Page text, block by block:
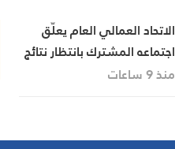
الاتحاد العمالي العام يعلّق
اجتماعه المشترك بانتظار نتائج
اجتماع السراي الحكومي
منذ 9 ساعات